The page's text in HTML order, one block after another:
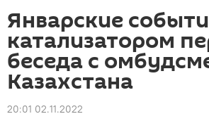
Январские
катализатором
беседа с
Казахстана
20:01 02.11.2022